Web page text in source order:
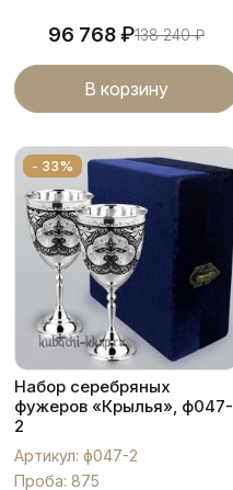
96 768₽138 240₽
В корзину
- 33%
Набор серебряных
фужеров «Крылья», ф047-
2
Артикул: ф047-2
Проба: 875